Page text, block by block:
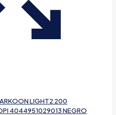
LIGHT2 200
4044951029013 NEGRO